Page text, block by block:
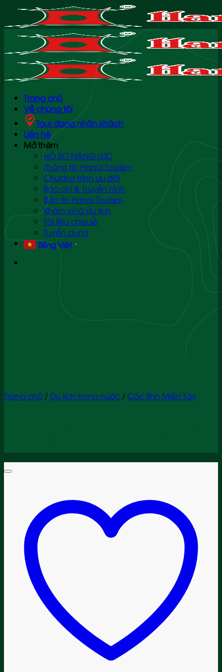
qua
Trang chủ
Về chúng tôi
Tour đang nhận khách
Liên hệ
Mở thêm
HỒ SƠ NĂNG LỰC
Thông tin Hanoi Tourism
Chương trình ưu đãi
Báo chí & Truyền hình
Bản tin Hanoi Tourism
Khám phá du lịch
Tài liệu chia sẻ
Tuyển dụng
Tiếng Việt ▼
Trang chủ / Du lịch trong nước / Các tỉnh Miền Tây